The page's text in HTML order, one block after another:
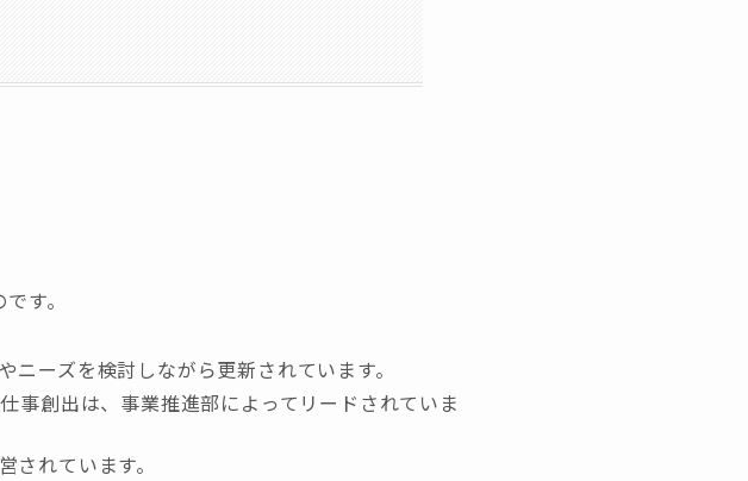
す。
ーズを検討しながら更新されています。
事創出は、事業推進部によってリードされていま
れています。